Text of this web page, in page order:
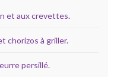
et aux crevettes.
chorizos à griller.
persillé.